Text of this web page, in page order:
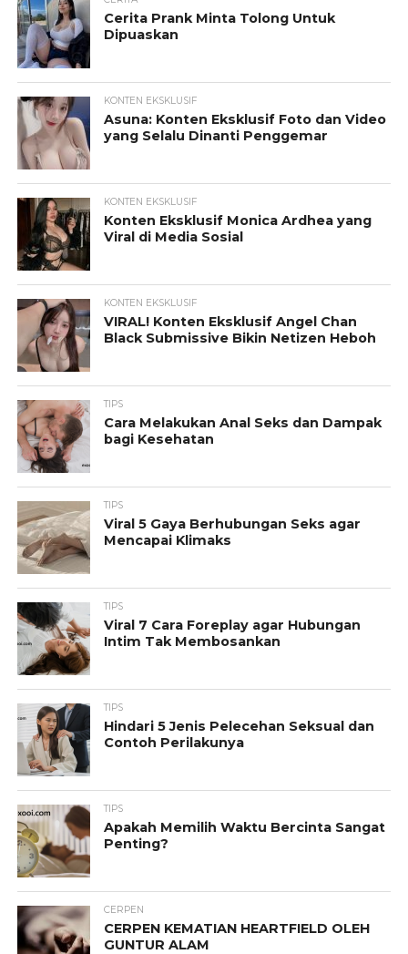
Cerita Prank Minta Tolong Untuk
Dipuaskan
KONTEN EKSKLUSIF
Asuna: Konten Eksklusif Foto dan Video
yang Selalu Dinanti Penggemar
KONTEN EKSKLUSIF
Konten Eksklusif Monica Ardhea yang
Viral di Media Sosial
KONTEN EKSKLUSIF
VIRAL! Konten Eksklusif Angel Chan
Black Submissive Bikin Netizen Heboh
TIPS
Cara Melakukan Anal Seks dan Dampak
bagi Kesehatan
TIPS
Viral 5 Gaya Berhubungan Seks agar
Mencapai Klimaks
TIPS
Viral 7 Cara Foreplay agar Hubungan
Intim Tak Membosankan
TIPS
Hindari 5 Jenis Pelecehan Seksual dan
Contoh Perilakunya
TIPS
Apakah Memilih Waktu Bercinta Sangat
Penting?
CERPEN
CERPEN KEMATIAN HEARTFIELD OLEH
GUNTUR ALAM